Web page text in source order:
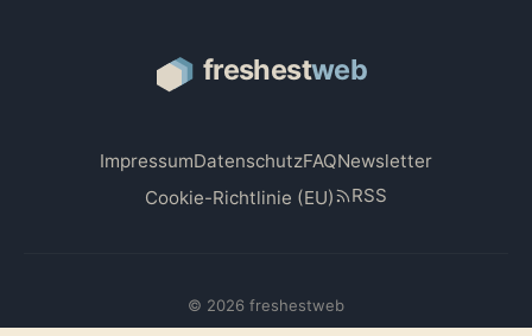
ImpressumDatenschutzFAQNewsletter
Cookie-Richtlinie (EU)
RSS
© 2026 freshestweb